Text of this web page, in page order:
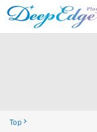
Top